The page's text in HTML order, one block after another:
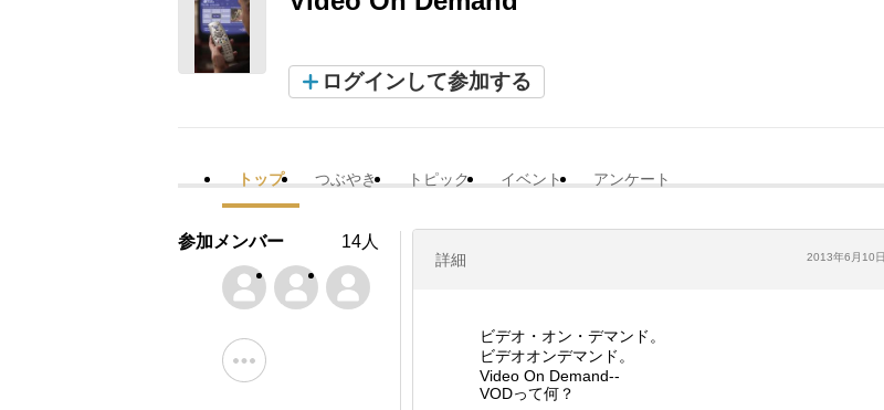
ログインして参加する
トップ つぶやき トピック イベント アンケート
詳細 2013年6月10
ビデオ・オン・デマンド。
ビデオオンデマンド。
Video On Demand--
VODって何？
参加メンバー 14人